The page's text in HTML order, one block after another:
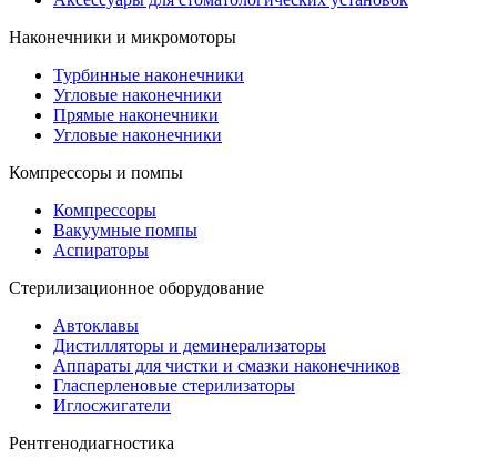
Наконечники и микромоторы
Турбинные наконечники
Угловые наконечники
Прямые наконечники
Угловые наконечники
Компрессоры и помпы
Компрессоры
Вакуумные помпы
Аспираторы
Стерилизационное оборудование
Автоклавы
Дистилляторы и деминерализаторы
Аппараты для чистки и смазки наконечников
Гласперленовые стерилизаторы
Иглосжигатели
Рентгенодиагностика